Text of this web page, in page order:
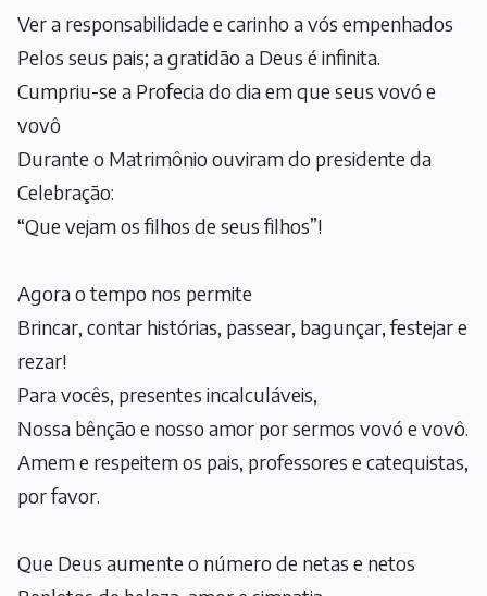
Ver a responsabilidade e carinho a vós empenhados
Pelos seus pais; a gratidão a Deus é infinita.
Cumpriu-se a Profecia do dia em que seus vovó e
vovô
Durante o Matrimônio ouviram do presidente da
Celebração:
“Que vejam os filhos de seus filhos”!
Agora o tempo nos permite
Brincar, contar histórias, passear, bagunçar, festejar e
rezar!
Para vocês, presentes incalculáveis,
Nossa bênção e nosso amor por sermos vovó e vovô.
Amem e respeitem os pais, professores e catequistas,
por favor.
Que Deus aumente o número de netas e netos